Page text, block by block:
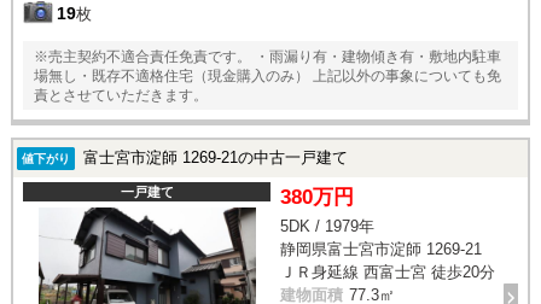
19枚
※売主契約不適合責任免責です。 ・雨漏り有・建物傾き有・敷地内駐車
場無し・既存不適格住宅（現金購入のみ） 上記以外の事象についても免
責とさせていただきます。
値下がり 富士宮市淀師 1269-21の中古一戸建て
一戸建て 380万円
5DK / 1979年
静岡県富士宮市淀師 1269-21
ＪＲ身延線 西富士宮 徒歩20分
建物面積 77.3㎡